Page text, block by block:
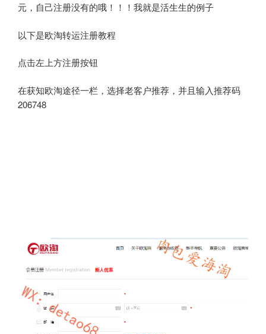
元，自己注册没有的哦！！！我就是活生生的例子
以下是欧淘转运注册教程
点击左上方注册按钮
在获知欧淘途径一栏，选择老客户推荐，并且输入推荐码
206748